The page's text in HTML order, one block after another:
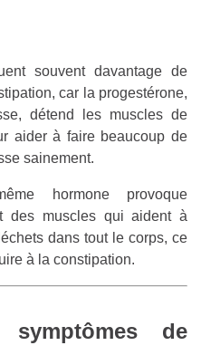
souvent davantage de
car la progestérone,
détend les muscles de
aider à faire beaucoup de
sainement.
hormone provoque
des muscles qui aident à
dans tout le corps, ce
à la constipation.
de